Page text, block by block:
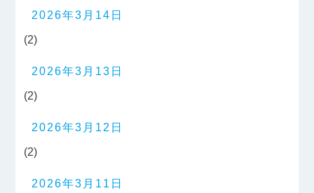
2026年3月14日
(2)
2026年3月13日
(2)
2026年3月12日
(2)
2026年3月11日